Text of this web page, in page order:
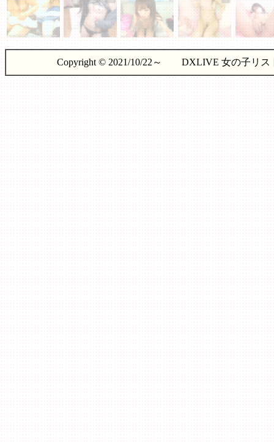
Copyright © 2021/10/22～ DXLIVE 女の子